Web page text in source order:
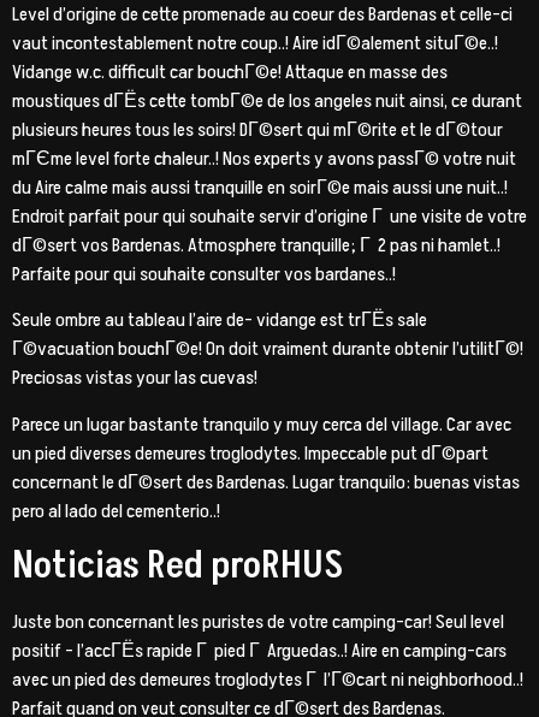
Level d’origine de cette promenade au coeur des Bardenas et celle-ci
vaut incontestablement notre coup..! Aire idГ©alement situГ©e..!
Vidange w.c. difficult car bouchГ©e! Attaque en masse des
moustiques dГЁs cette tombГ©e de los angeles nuit ainsi, ce durant
plusieurs heures tous les soirs! DГ©sert qui mГ©rite et le dГ©tour
mГЄme level forte chaleur..! Nos experts y avons passГ© votre nuit
du Aire calme mais aussi tranquille en soirГ©e mais aussi une nuit..!
Endroit parfait pour qui souhaite servir d’origine Г une visite de votre
dГ©sert vos Bardenas. Atmosphere tranquille; Г 2 pas ni hamlet..!
Parfaite pour qui souhaite consulter vos bardanes..!
Seule ombre au tableau l’aire de- vidange est trГЁs sale
Г©vacuation bouchГ©e! On doit vraiment durante obtenir l’utilitГ©!
Preciosas vistas your las cuevas!
Parece un lugar bastante tranquilo y muy cerca del village. Car avec
un pied diverses demeures troglodytes. Impeccable put dГ©part
concernant le dГ©sert des Bardenas. Lugar tranquilo: buenas vistas
pero al lado del cementerio..!
Noticias Red proRHUS
Juste bon concernant les puristes de votre camping-car! Seul level
positif – l’accГЁs rapide Г pied Г Arguedas..! Aire en camping-cars
avec un pied des demeures troglodytes Г l’Г©cart ni neighborhood..!
Parfait quand on veut consulter ce dГ©sert des Bardenas.